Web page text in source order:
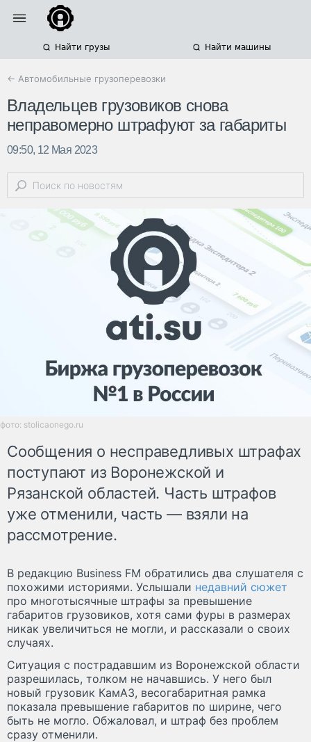
Найти грузы Найти машины
← Автомобильные грузоперевозки
Владельцев грузовиков снова
неправомерно штрафуют за габариты
09:50, 12 Мая 2023
фото: stolicaonego.ru
Сообщения о несправедливых штрафах
поступают из Воронежской и
Рязанской областей. Часть штрафов
уже отменили, часть — взяли на
рассмотрение.
В редакцию Business FM обратились два слушателя с
похожими историями. Услышали недавний сюжет
про многотысячные штрафы за превышение
габаритов грузовиков, хотя сами фуры в размерах
никак увеличиться не могли, и рассказали о своих
случаях.
Ситуация с пострадавшим из Воронежской области
разрешилась, толком не начавшись. У него был
новый грузовик КамАЗ, весогабаритная рамка
показала превышение габаритов по ширине, чего
быть не могло. Обжаловал, и штраф без проблем
сразу отменили.